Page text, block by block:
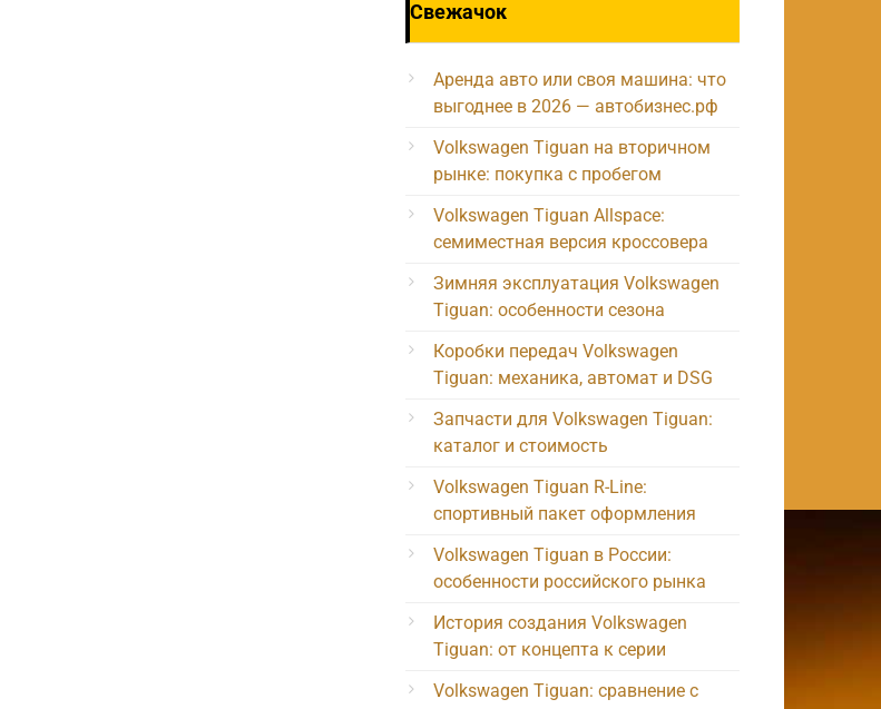
Свежачок
Аренда авто или своя машина: что
выгоднее в 2026 — автобизнес.рф
Volkswagen Tiguan на вторичном
рынке: покупка с пробегом
Volkswagen Tiguan Allspace:
семиместная версия кроссовера
Зимняя эксплуатация Volkswagen
Tiguan: особенности сезона
Коробки передач Volkswagen
Tiguan: механика, автомат и DSG
Запчасти для Volkswagen Tiguan:
каталог и стоимость
Volkswagen Tiguan R-Line:
спортивный пакет оформления
Volkswagen Tiguan в России:
особенности российского рынка
История создания Volkswagen
Tiguan: от концепта к серии
Volkswagen Tiguan: сравнение с